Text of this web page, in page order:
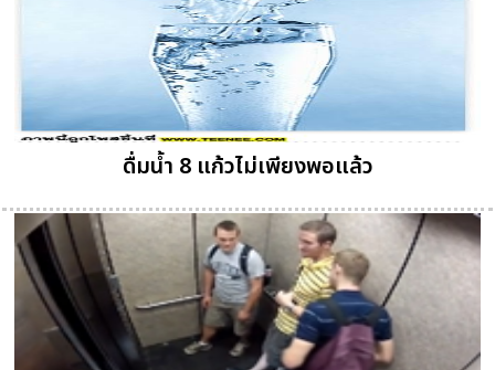
ดื่มน้ำ 8 แก้วไม่เพียงพอแล้ว